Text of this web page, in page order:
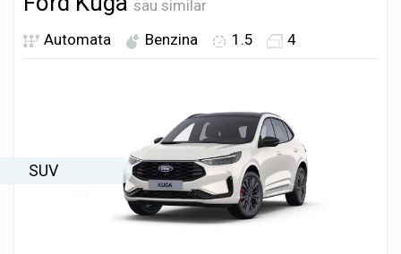
sau similar
Automata
Benzina 1.5 4
SUV